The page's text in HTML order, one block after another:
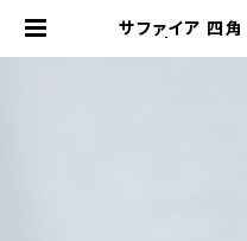
サファイア 四